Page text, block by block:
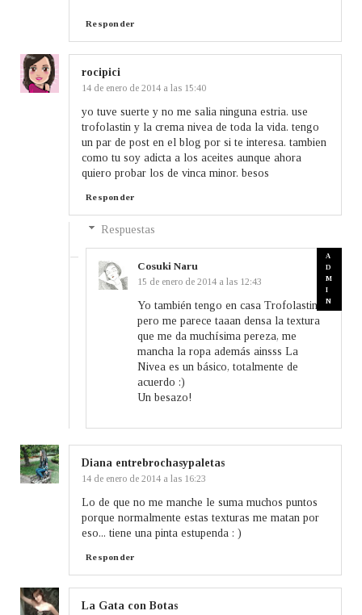
Responder
rocipici
14 de enero de 2014 a las 15:40
yo tuve suerte y no me salia ninguna estria. use
trofolastin y la crema nivea de toda la vida. tengo
un par de post en el blog por si te interesa. tambien
como tu soy adicta a los aceites aunque ahora
quiero probar los de vinca minor. besos
Responder
Respuestas
Cosuki Naru
15 de enero de 2014 a las 12:43
Yo también tengo en casa Trofolastin
pero me parece taaan densa la textura
que me da muchísima pereza, me
mancha la ropa además ainsss La
Nivea es un básico, totalmente de
acuerdo :)
Un besazo!
Diana entrebrochasypaletas
14 de enero de 2014 a las 16:23
Lo de que no me manche le suma muchos puntos
porque normalmente estas texturas me matan por
eso... tiene una pinta estupenda : )
Responder
La Gata con Botas